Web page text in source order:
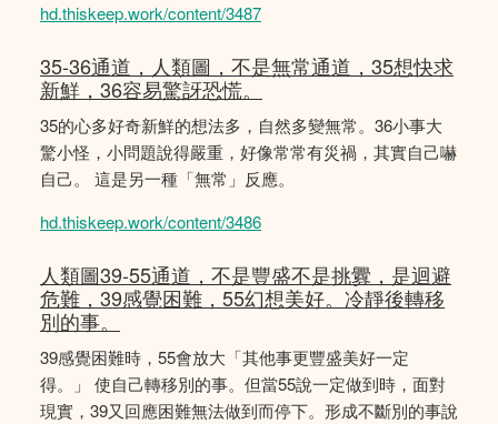
hd.thiskeep.work/content/3487
35-36通道，人類圖，不是無常通道，35想快求
新鮮，36容易驚訝恐慌。
35的心多好奇新鮮的想法多，自然多變無常。36小事大
驚小怪，小問題說得嚴重，好像常常有災禍，其實自己嚇
自己。 這是另一種「無常」反應。
hd.thiskeep.work/content/3486
人類圖39-55通道，不是豐盛不是挑釁，是迴避
危難，39感覺困難，55幻想美好。冷靜後轉移
別的事。
39感覺困難時，55會放大「其他事更豐盛美好一定
得。」 使自己轉移別的事。但當55說一定做到時，面對
現實，39又回應困難無法做到而停下。形成不斷別的事說